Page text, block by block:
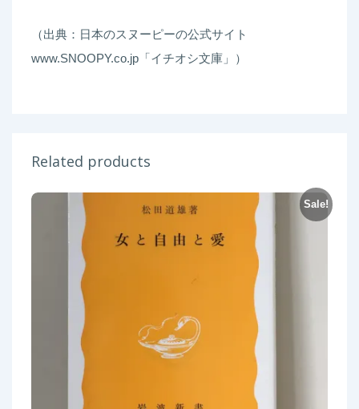
（出典：日本のスヌーピーの公式サイト
www.SNOOPY.co.jp「イチオシ文庫」）
Related products
Sale!